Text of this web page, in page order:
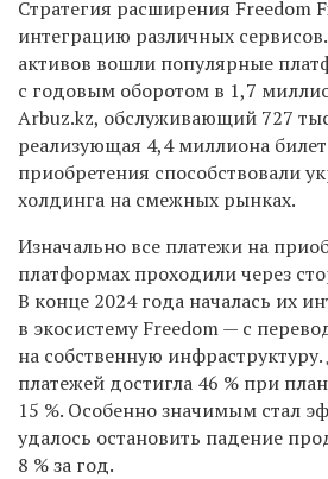
Стратегия расширения Freedom
интеграцию различных
активов вошли популярные
с годовым оборотом в 1,7
Arbuz.kz, обслуживающий 727
реализующая 4,4 миллиона
приобретения способствовали
холдинга на смежных рынках.
Изначально все платежи на
платформах проходили через
В конце 2024 года началась их
в экосистему Freedom — с
на собственную
платежей достигла 46 % при
15 %. Особенно значимым стал
удалось остановить падение
8 % за год.